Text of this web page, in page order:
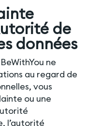
de
données
ne
au regard de
vous
ou une
l’autorité